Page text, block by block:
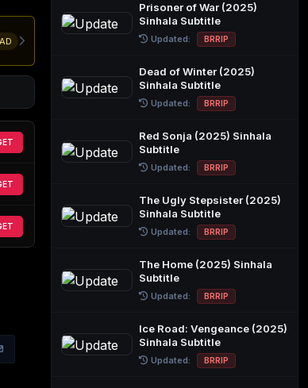
Prisoner of War (2025)
Sinhala Subtitle
Updated: BRRIP
Dead of Winter (2025)
Sinhala Subtitle
Updated: BRRIP
Red Sonja (2025) Sinhala
Subtitle
Updated: BRRIP
The Ugly Stepsister (2025)
Sinhala Subtitle
Updated: BRRIP
The Home (2025) Sinhala
Subtitle
Updated: BRRIP
Ice Road: Vengeance (2025)
Sinhala Subtitle
Updated: BRRIP